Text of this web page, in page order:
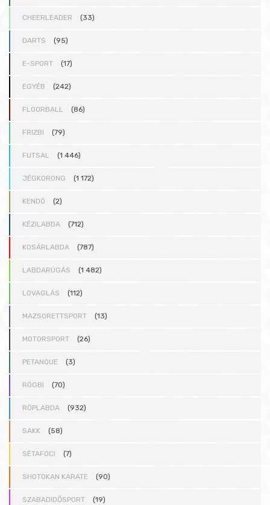
CHEERLEADER (33)
DARTS (95)
E-SPORT (17)
EGYÉB (242)
FLOORBALL (86)
FRIZBI (79)
FUTSAL (1 446)
JÉGKORONG (1 172)
KENDÓ (2)
KÉZILABDA (712)
KOSÁRLABDA (787)
LABDARÚGÁS (1 482)
LOVAGLÁS (112)
MAZSORETTSPORT (13)
MOTORSPORT (26)
PETANQUE (3)
RÖGBI (70)
RÖPLABDA (932)
SAKK (58)
SÉTAFOCI (7)
SHOTOKAN KARATE (90)
SZABADIDŐSPORT (19)